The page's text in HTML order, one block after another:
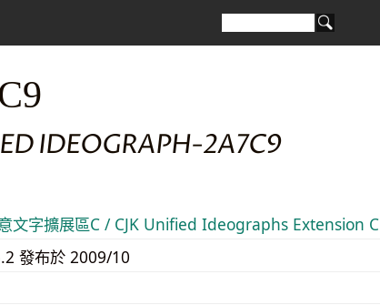
IDEOGRAPH-2A7C9
文字擴展區C / CJK Unified Ideographs Extension C
發布於 2009/10